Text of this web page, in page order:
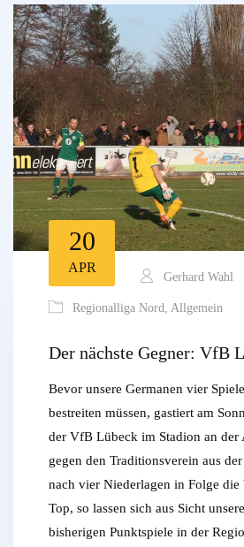
20
APR
Gerhard Wahl
Regionalliga Nord Allgemein
Der nächste Gegner: VfB
Bevor unsere Germanen vier
bestreiten müssen, gastiert am
der VfB Lübeck im Stadion an der
gegen den Traditionsverein aus
nach vier Niederlagen in Folge die
Top, so lassen sich aus Sicht
bisherigen Punktspiele in der